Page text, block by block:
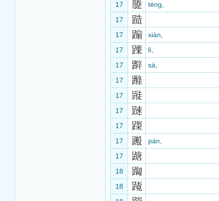
17
téng,
17
17
xiàn,
17
lì,
17
sà,
17
17
17
17
17
pán,
17
18
18